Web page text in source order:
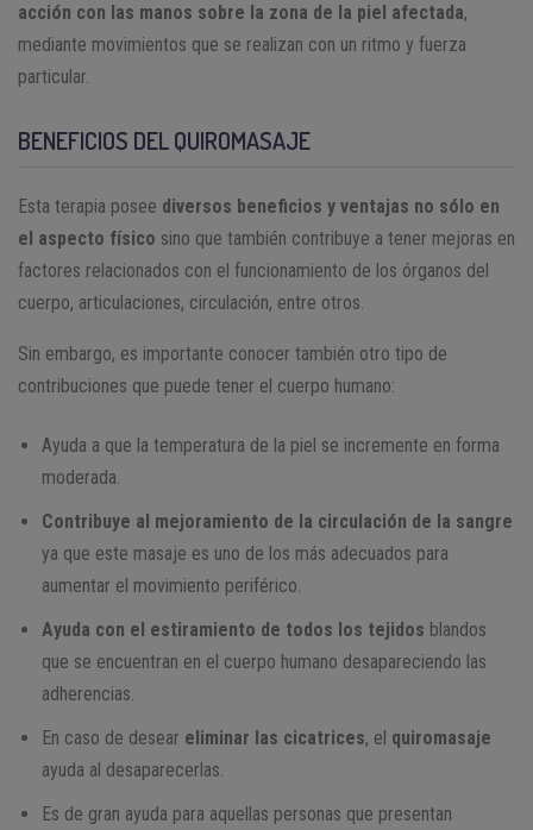
acción con las manos sobre la zona de la piel afectada,
mediante movimientos que se realizan con un ritmo y fuerza
particular.
BENEFICIOS DEL QUIROMASAJE
Esta terapia posee diversos beneficios y ventajas no sólo en
el aspecto físico sino que también contribuye a tener mejoras en
factores relacionados con el funcionamiento de los órganos del
cuerpo, articulaciones, circulación, entre otros.
Sin embargo, es importante conocer también otro tipo de
contribuciones que puede tener el cuerpo humano:
Ayuda a que la temperatura de la piel se incremente en forma
moderada.
Contribuye al mejoramiento de la circulación de la sangre
ya que este masaje es uno de los más adecuados para
aumentar el movimiento periférico.
Ayuda con el estiramiento de todos los tejidos blandos
que se encuentran en el cuerpo humano desapareciendo las
adherencias.
En caso de desear eliminar las cicatrices, el quiromasaje
ayuda al desaparecerlas.
Es de gran ayuda para aquellas personas que presentan